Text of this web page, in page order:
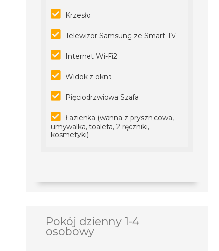
Krzesło
Telewizor Samsung ze Smart TV
Internet Wi-Fi2
Widok z okna
Pięciodrzwiowa Szafa
Łazienka (wanna z prysznicowa,
umywalka, toaleta, 2 ręczniki,
kosmetyki)
Pokój dzienny 1-4
osobowy